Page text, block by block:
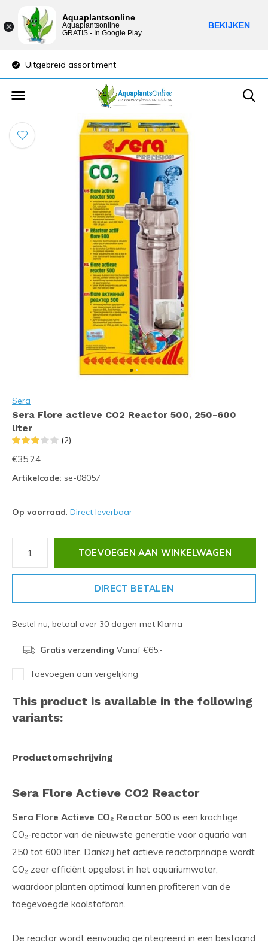
Uitgebreid assortiment
Sera
Sera Flore actieve CO2 Reactor 500, 250-600
liter
(2)
€35,24
Artikelcode: se-08057
Op voorraad: Direct leverbaar
TOEVOEGEN AAN WINKELWAGEN
DIRECT BETALEN
Bestel nu, betaal over 30 dagen met Klarna
Gratis verzending Vanaf €65,-
Toevoegen aan vergelijking
This product is available in the following
variants:
Productomschrijving
Sera Flore Actieve CO2 Reactor
Sera Flore Actieve CO₂ Reactor 500 is een krachtige
CO₂-reactor van de nieuwste generatie voor aquaria van
250 tot 600 liter. Dankzij het actieve reactorprincipe wordt
CO₂ zeer efficiënt opgelost in het aquariumwater,
waardoor planten optimaal kunnen profiteren van de
toegevoegde koolstofbron.
De reactor wordt eenvoudig geïntegreerd in een bestaand
Aquaplantsonline
Aquaplantsonline
GRATIS - In Google Play
BEKIJKEN